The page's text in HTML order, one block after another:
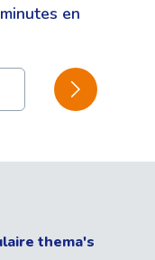
en
BEVESTIGEN
thema's